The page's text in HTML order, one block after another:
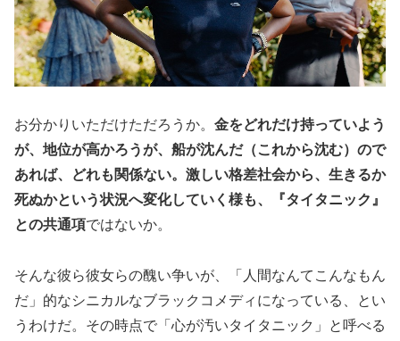
お分かりいただけただろうか。 金をどれだけ持っていよう
が、地位が高かろうが、船が沈んだ（これから沈む）ので
あれば、どれも関係ない。激しい格差社会から、生きるか
死ぬかという状況へ変化していく様も、『タイタニック』
との共通項ではないか。
そんな彼ら彼女らの醜い争いが、「人間なんてこんなもん
だ」的なシニカルなブラックコメディになっている、とい
うわけだ。その時点で「心が汚いタイタニック」と呼べる